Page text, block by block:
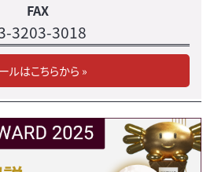
FAX
3203-3018
ルはこちらから »